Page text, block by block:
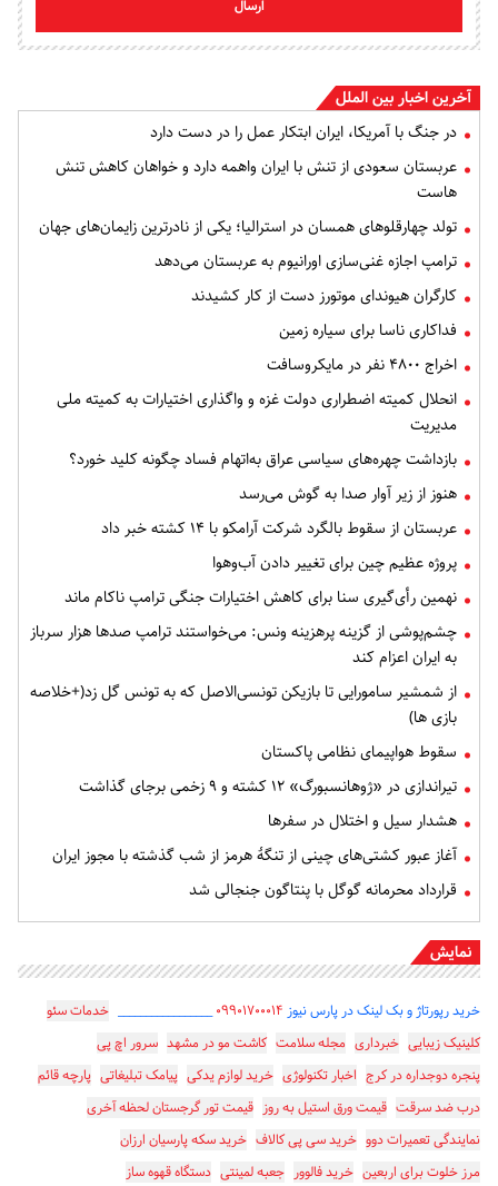
ارسال
آخرین اخبار بین الملل
در جنگ با آمریکا، ایران ابتکار عمل را در دست دارد
عربستان سعودی از تنش با ایران واهمه دارد و خواهان کاهش تنش
هاست
تولد چهارقلوهای همسان در استرالیا؛ یکی از نادرترین زایمان‌های جهان
ترامپ اجازه غنی‌سازی اورانیوم به عربستان می‌دهد
کارگران هیوندای موتورز دست از کار کشیدند
فداکاری ناسا برای سیاره زمین
اخراج ۴۸۰۰ نفر در مایکروسافت
انحلال کمیته اضطراری دولت غزه و واگذاری اختیارات به کمیته ملی
مدیریت
بازداشت چهره‌های سیاسی عراق به‌اتهام فساد چگونه کلید خورد؟
هنوز از زیر آوار صدا به گوش می‌رسد
عربستان از سقوط بالگرد شرکت آرامکو با ۱۴ کشته خبر داد
پروژه عظیم چین برای تغییر دادن آب‌وهوا
نهمین رأی‌گیری سنا برای کاهش اختیارات جنگی ترامپ ناکام ماند
چشم‌پوشی از گزینه پرهزینه ونس: می‌خواستند ترامپ صدها هزار سرباز
به ایران اعزام کند
از شمشیر سامورایی تا بازیکن تونسی‌الاصل که به تونس گل زد(+خلاصه
بازی ها)
سقوط هواپیمای نظامی پاکستان
تیراندازی در «ژوهانسبورگ» ۱۲ کشته و ۹ زخمی برجای گذاشت
هشدار سیل و اختلال در سفرها
آغاز عبور کشتی‌های چینی از تنگۀ هرمز از شب گذشته با مجوز ایران
قرارداد محرمانه گوگل با پنتاگون جنجالی شد
نمایش
خرید رپورتاژ و بک لینک در پارس نیوز ۰۹۹۰۱۷۰۰۰۱۴
خدمات سئو
کلینیک زیبایی خبرداری مجله سلامت کاشت مو در مشهد سرور اچ پی
پنجره دوجداره در کرج اخبار تکنولوژی خرید لوازم یدکی پیامک تبلیغاتی پارچه قائم
درب ضد سرقت قیمت ورق استیل به روز قیمت تور گرجستان لحظه آخری
نمایندگی تعمیرات دوو خرید سی پی کالاف خرید سکه پارسیان ارزان
مرز خلوت برای اربعین خرید فالوور جعبه لمینتی دستگاه قهوه ساز